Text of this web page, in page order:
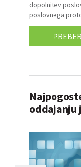
dopolnitev
poslovnega
oddajanju